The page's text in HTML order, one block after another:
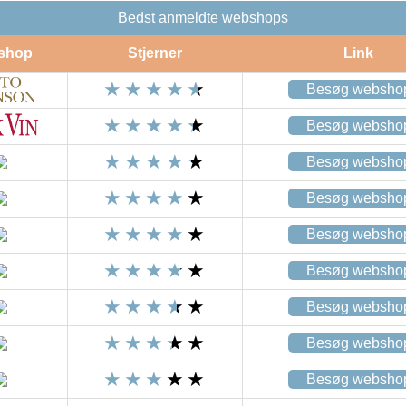
Bedst anmeldte webshops
Stjerner Link
Besøg
Besøg
Besøg
Besøg
Besøg
Besøg
Besøg
Besøg
Besøg